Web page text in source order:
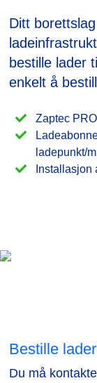
Ditt
bestille lader
enkelt å
Zaptec
ladepunkt/
Installasjon
Bestille
Du må